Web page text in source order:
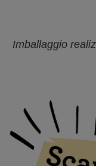
Imballaggio